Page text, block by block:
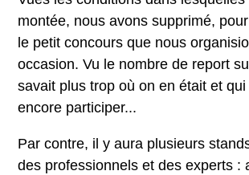
montée, nous avons supprimé,
le petit concours que nous
occasion. Vu le nombre de report
savait plus trop où on en était et
encore participer...
Par contre, il y aura plusieurs
des professionnels et des experts :